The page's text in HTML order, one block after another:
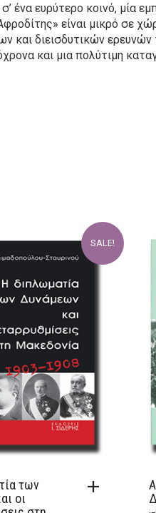
ένα ευρύτερο κοινό, μία
είναι μικρό σε
διεισδυτικών
και μια πολύτιμη
SALE!
των
οι